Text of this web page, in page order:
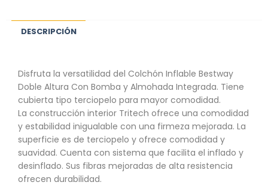
DESCRIPCIÓN
Disfruta la versatilidad del Colchón Inflable Bestway
Doble Altura Con Bomba y Almohada Integrada. Tiene
cubierta tipo terciopelo para mayor comodidad.
La construcción interior Tritech ofrece una comodidad
y estabilidad inigualable con una firmeza mejorada. La
superficie es de terciopelo y ofrece comodidad y
suavidad. Cuenta con sistema que facilita el inflado y
desinflado. Sus fibras mejoradas de alta resistencia
ofrecen durabilidad.